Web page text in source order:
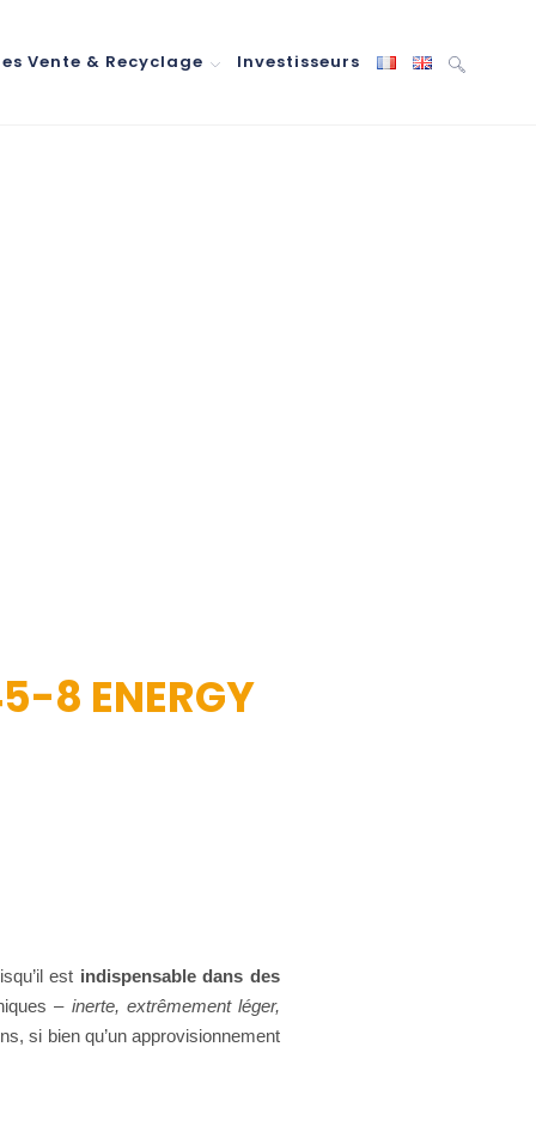
Vente & Recyclage Investisseurs
8 ENERGY
est indispensable dans des
– inerte, extrêmement léger,
si bien qu’un approvisionnement